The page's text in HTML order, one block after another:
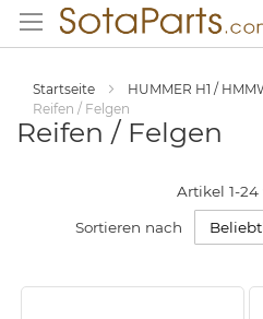
Inhalt
springen
Startseite HUMMER H1 /
Reifen / Felgen
Reifen / Felgen
Artikel 1-24
Sortieren nach